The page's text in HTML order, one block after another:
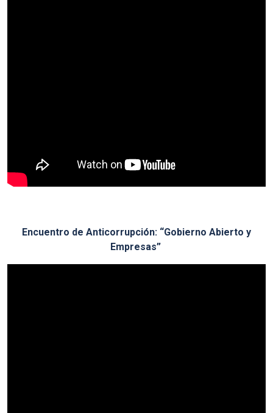
Encuentro de Anticorrupción: “Gobierno Abierto y
Empresas”